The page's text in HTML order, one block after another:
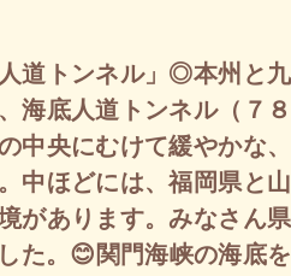
道トンネル」◎本州と九
海底人道トンネル（７８
中央にむけて緩やかな、
中ほどには、福岡県と山
があります。みなさん県
た。😊関門海峡の海底を